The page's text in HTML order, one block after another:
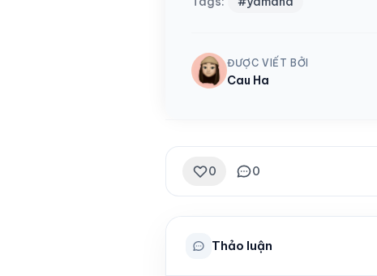
ĐƯỢC VIẾT BỞI
Cau Ha
0 0
Thảo luận